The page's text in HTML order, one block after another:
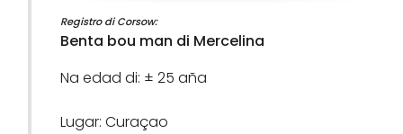
Registro di Corsow:
Benta bou man di Mercelina
Na edad di: ± 25 aña
Lugar: Curaçao